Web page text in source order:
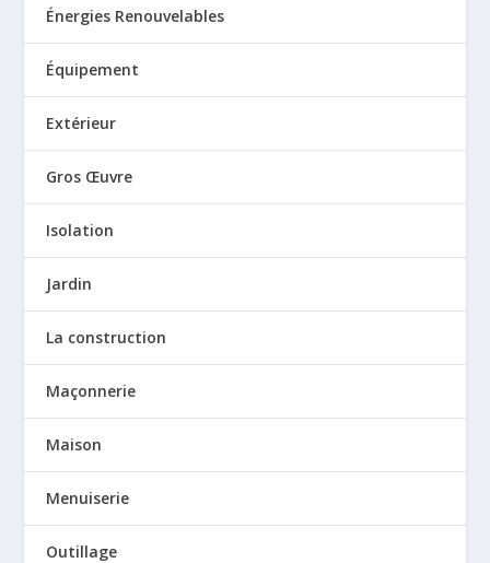
Énergies Renouvelables
Équipement
Extérieur
Gros Œuvre
Isolation
Jardin
La construction
Maçonnerie
Maison
Menuiserie
Outillage